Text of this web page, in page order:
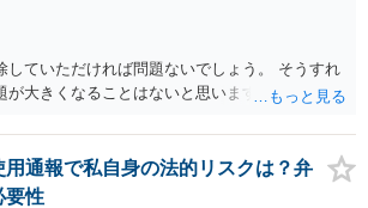
していただければ問題ないでしょう。 そうすれ
が大きくなることはないと思いますよ。
用通報で私自身の法的リスクは？弁
要性